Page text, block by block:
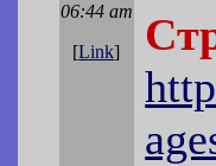
06:44 am
[Link]